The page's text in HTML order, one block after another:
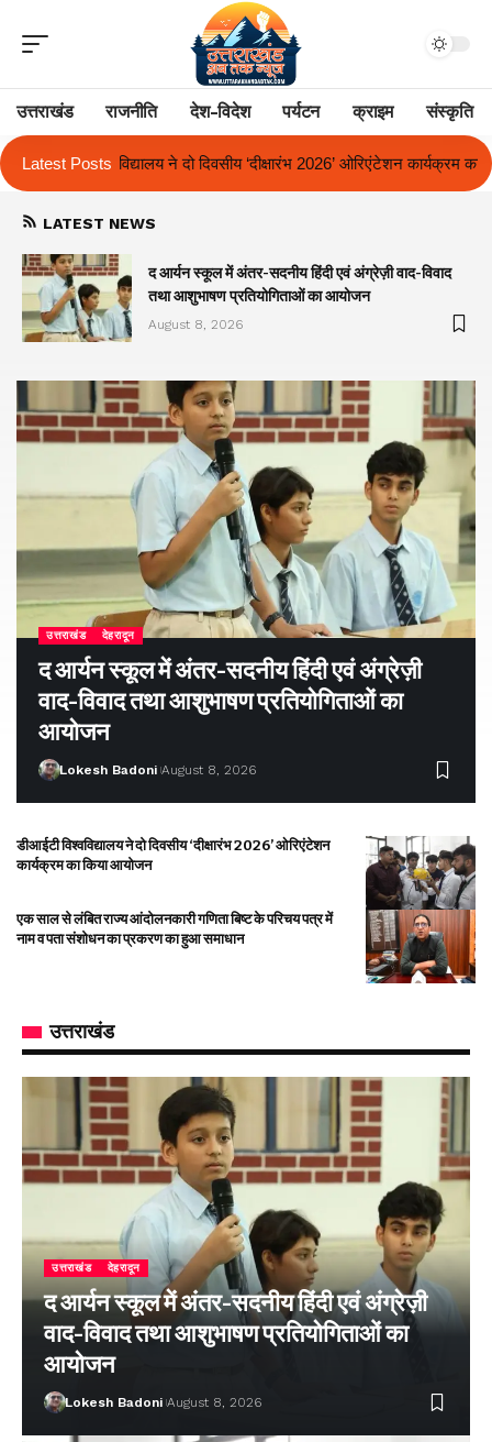
उत्तराखंड राजनीति देश-विदेश पर्यटन क्राइम संस्कृति
Latest Posts
‘दीक्षारंभ 2026’ ओरिएंटेशन कार्यक्रम का किया आयोजन एक साल से लंबित
LATEST NEWS
द आर्यन स्कूल में अंतर-सदनीय हिंदी एवं अंग्रेज़ी वाद-विवाद
तथा आशुभाषण प्रतियोगिताओं का आयोजन
August 8, 2026
उत्तराखंड देहरादून
द आर्यन स्कूल में अंतर-सदनीय हिंदी एवं अंग्रेज़ी
वाद-विवाद तथा आशुभाषण प्रतियोगिताओं का
आयोजन
Lokesh Badoni August 8, 2026
डीआईटी विश्वविद्यालय ने दो दिवसीय ‘दीक्षारंभ 2026’ ओरिएंटेशन
कार्यक्रम का किया आयोजन
एक साल से लंबित राज्य आंदोलनकारी गणिता बिष्ट के परिचय पत्र में
नाम व पता संशोधन का प्रकरण का हुआ समाधान
उत्तराखंड
उत्तराखंड देहरादून
द आर्यन स्कूल में अंतर-सदनीय हिंदी एवं अंग्रेज़ी
वाद-विवाद तथा आशुभाषण प्रतियोगिताओं का
आयोजन
Lokesh Badoni August 8, 2026